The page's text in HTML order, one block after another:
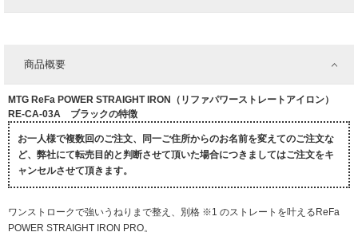
商品概要
MTG ReFa POWER STRAIGHT IRON（リファパワーストレートアイロン）
RE-CA-03A ブラックの特徴
お一人様で複数回のご注文、同一ご住所からのお名前を変えてのご注文な
ど、弊社にて転売目的と判断させて頂いた場合につきましてはご注文をキ
ャンセルさせて頂きます。
ワンストロークで強いうねりまで整え、別格 ※1 のストレートを叶えるReFa
POWER STRAIGHT IRON PRO。